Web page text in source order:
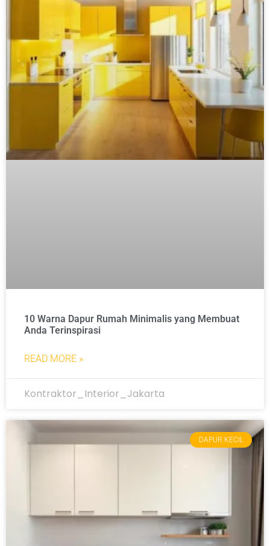
10 Warna Dapur Rumah Minimalis yang Membuat
Anda Terinspirasi
READ MORE »
Kontraktor_Interior_Jakarta
DAPUR KECIL